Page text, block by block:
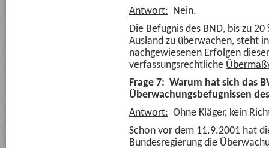
Antwort: Nein.
Die Befugnis des BND, bis zu
Ausland zu überwachen, steht
nachgewiesenen Erfolgen
verfassungsrechtliche
Frage 7: Warum hat sich das
Überwachungsbefugnissen
Antwort: Ohne Kläger, kein
Schon vor dem 11.9.2001 hat
Bundesregierung die